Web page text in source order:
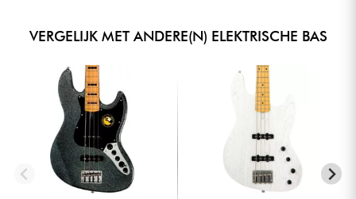
VERGELIJK MET ANDERE(N) ELEKTRISCHE BAS